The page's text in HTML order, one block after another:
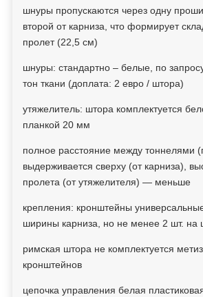
шнуры пропускаются через одну
второй от карниза, что формирует
пролет (22,5 см)
шнуры: стандартно – белые, по
тон ткани (доплата: 2 евро / штора)
утяжелитель: штора комплектуется
планкой 20 мм
полное расстояние между тоннелями
выдерживается сверху (от карниза),
пролета (от утяжелителя) — меньше
крепления: кронштейны
ширины карниза, но не менее 2 шт. на
римская штора не комплектуется
кронштейнов
цепочка управления белая